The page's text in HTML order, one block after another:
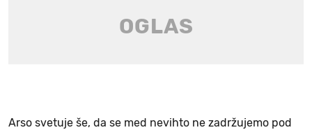
Arso svetuje še, da se med nevihto ne zadržujemo pod